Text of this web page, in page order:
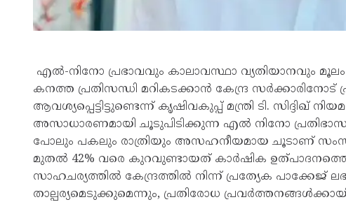
എൽ-നിനോ പ്രഭാവവും കാലാവസ്ഥാ വ്യതിയാനവും മൂലം
കനത്ത പ്രതിസന്ധി മറികടക്കാൻ കേന്ദ്ര
ആവശ്യപ്പെട്ടിട്ടുണ്ടെന്ന് കൃഷിവകുപ്പ് മന്ത്രി ടി.
അസാധാരണമായി ചൂടുപിടിക്കുന്ന എൽ നിനോ
പോലും പകലും രാത്രിയും അസഹനീയമായ ചൂടാണ്
മുതൽ 42% വരെ കുറവുണ്ടായത് കാർഷിക ഉത്പാദനത്തെ
സാഹചര്യത്തിൽ കേന്ദ്രത്തിൽ നിന്ന് പ്രത്യേക പാക്കേജ്
താല്പര്യമെടുക്കുമെന്നും, പ്രതിരോധ